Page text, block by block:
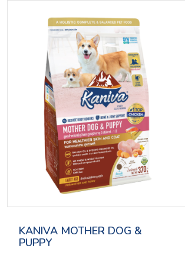
KANIVA MOTHER DOG &
PUPPY